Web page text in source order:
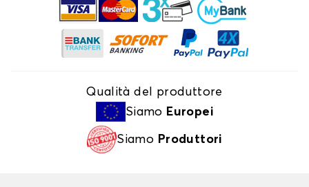
Qualità del produttore
Siamo Europei
Siamo Produttori